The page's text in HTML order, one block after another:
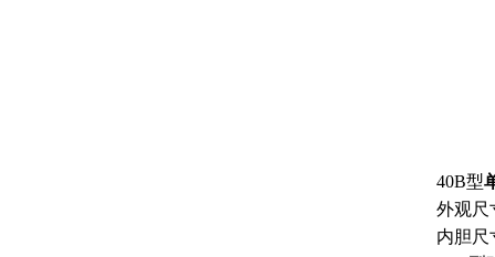
40B型
外观尺
内胆尺